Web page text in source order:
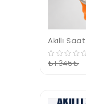
₺1.345₺